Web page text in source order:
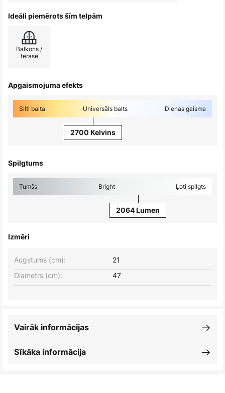
Ideāli piemērots šīm telpām
Balkons /
terase
Apgaismojuma efekts
Silti balta Universāls balts Dienas gaisma
2700 Kelvins
Spilgtums
Tumšs Bright Ļoti spilgts
2064 Lumen
Izmēri
Augstums (cm):
21
Diametrs (cm):
47
Sīkāka informācija
Vairāk informācijas